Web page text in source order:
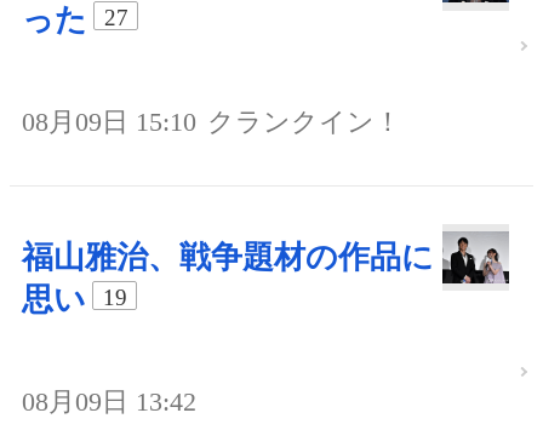
った
27
08月09日 15:10 クランクイン！
福山雅治、戦争題材の作品に
思い
19
08月09日 13:42